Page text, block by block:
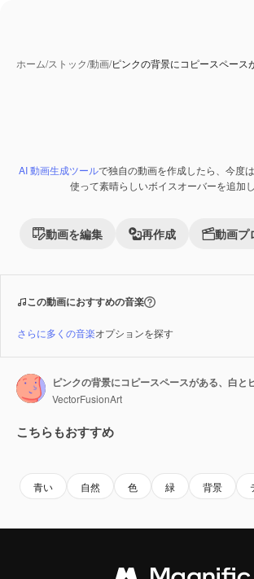
ホーム/ストック/動画/ピンクの背景にコピースペー
PremiumAI 生成コンテンツ
AI 動画生成ツールで独自の動画を作成したら、今度は
使って素晴らしいボイスオーバーを追加
動画を編集 再作成 動画プ
この動画におすすめの音楽
さらに多くの音楽オプションを探す
VectorFusionArt
こちらもおすすめ
青い 自然 色 緑 背景